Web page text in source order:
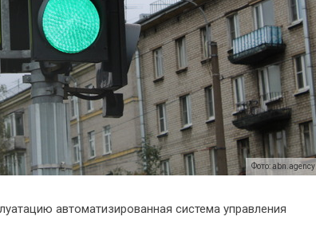
Фото: abn.agency
автоматизированная система управления